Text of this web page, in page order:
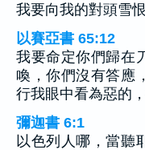
我要向我的對頭雪
以賽亞書 65:12
我要命定你們歸在
喚，你們沒有答應
行我眼中看為惡的
彌迦書 6:1
以色列人哪，當聽